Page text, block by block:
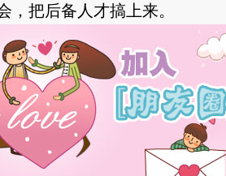
，把后备人才搞上来。